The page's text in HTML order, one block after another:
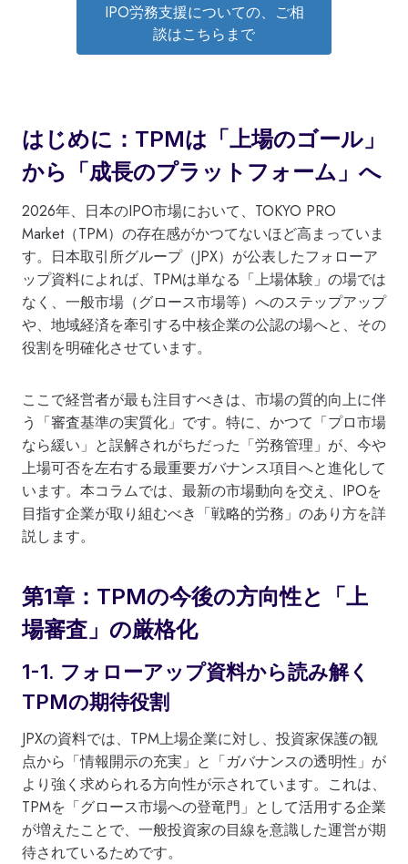
IPO労務支援についての、ご相
談はこちらまで
はじめに：TPMは「上場のゴール」
から「成長のプラットフォーム」へ
2026年、日本のIPO市場において、TOKYO PRO
Market（TPM）の存在感がかつてないほど高まっていま
す。日本取引所グループ（JPX）が公表したフォローア
ップ資料によれば、TPMは単なる「上場体験」の場では
なく、一般市場（グロース市場等）へのステップアップ
や、地域経済を牽引する中核企業の公認の場へと、その
役割を明確化させています。
ここで経営者が最も注目すべきは、市場の質的向上に伴
う「審査基準の実質化」です。特に、かつて「プロ市場
なら緩い」と誤解されがちだった「労務管理」が、今や
上場可否を左右する最重要ガバナンス項目へと進化して
います。本コラムでは、最新の市場動向を交え、IPOを
目指す企業が取り組むべき「戦略的労務」のあり方を詳
説します。
第1章：TPMの今後の方向性と「上
場審査」の厳格化
1-1. フォローアップ資料から読み解く
TPMの期待役割
JPXの資料では、TPM上場企業に対し、投資家保護の観
点から「情報開示の充実」と「ガバナンスの透明性」が
より強く求められる方向性が示されています。これは、
TPMを「グロース市場への登竜門」として活用する企業
が増えたことで、一般投資家の目線を意識した運営が期
待されているためです。